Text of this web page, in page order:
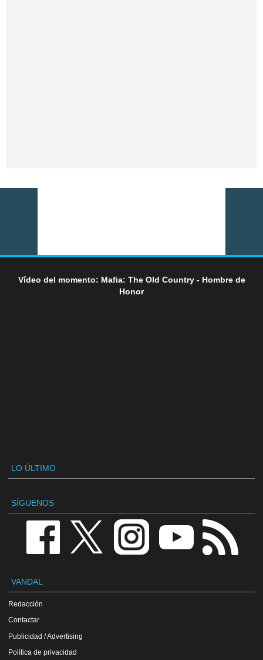
Vídeo del momento: Mafia: The Old Country - Hombre de
Honor
LO ÚLTIMO
SÍGUENOS
VANDAL
Redacción
Contactar
Publicidad / Advertising
Política de privacidad